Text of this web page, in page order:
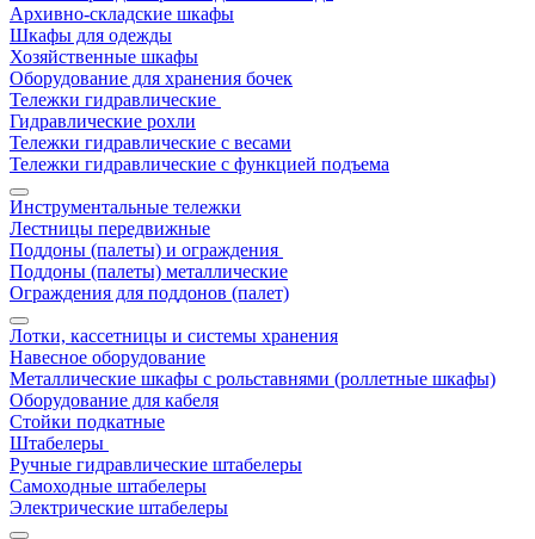
Архивно-складские шкафы
Шкафы для одежды
Хозяйственные шкафы
Оборудование для хранения бочек
Тележки гидравлические
Гидравлические рохли
Тележки гидравлические с весами
Тележки гидравлические с функцией подъема
Инструментальные тележки
Лестницы передвижные
Поддоны (палеты) и ограждения
Поддоны (палеты) металлические
Ограждения для поддонов (палет)
Лотки, кассетницы и системы хранения
Навесное оборудование
Металлические шкафы с рольставнями (роллетные шкафы)
Оборудование для кабеля
Стойки подкатные
Штабелеры
Ручные гидравлические штабелеры
Самоходные штабелеры
Электрические штабелеры